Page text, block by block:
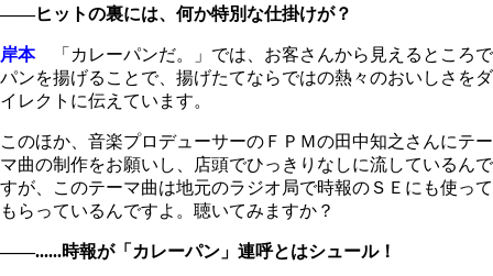
――ヒットの裏には、何か特別な仕掛けが？
岸本「カレーパンだ。」では、お客さんから見えるところで
パンを揚げることで、揚げたてならではの熱々のおいしさをダ
イレクトに伝えています。
このほか、音楽プロデューサーのＦＰＭの田中知之さんにテー
マ曲の制作をお願いし、店頭でひっきりなしに流しているんで
すが、このテーマ曲は地元のラジオ局で時報のＳＥにも使って
もらっているんですよ。聴いてみますか？
――......時報が「カレーパン」連呼とはシュール！